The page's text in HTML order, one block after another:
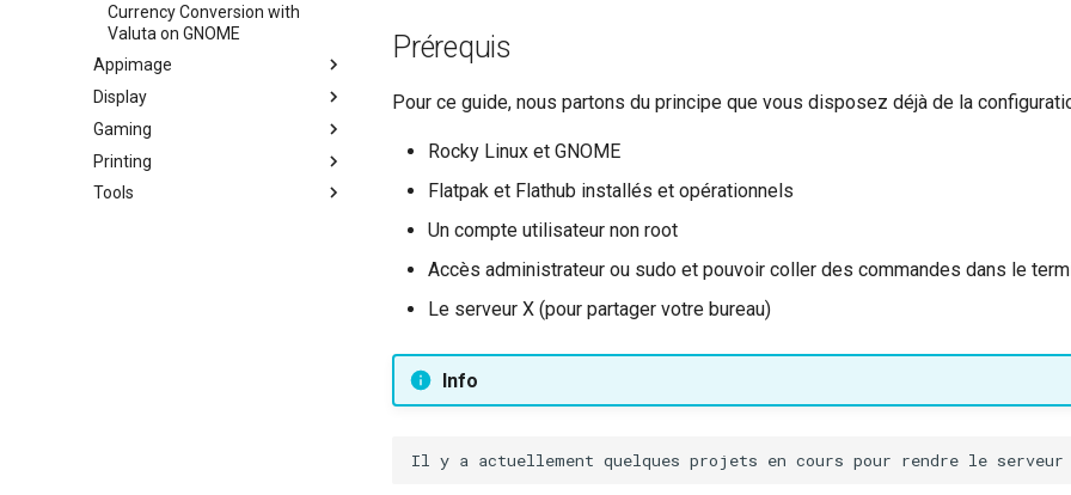
Currency Conversion with
Valuta on GNOME
Appimage
Installation d'AppImage avec
AppImagePool
Installation de Logiciel avec
AppImage
Display
Installation des pilotes NVIDIA
GPU
Gaming
Gaming sous Linux avec Proton
Printing
Brother All-in-One – Installation
Tools
Prérequis
Pour ce guide, nous partons du principe que vous disposez déjà de la
Rocky Linux et GNOME
Flatpak et Flathub installés et opérationnels
Un compte utilisateur non root
Accès administrateur ou sudo et pouvoir coller des commandes dans le
Le serveur X (pour partager votre bureau)
Info